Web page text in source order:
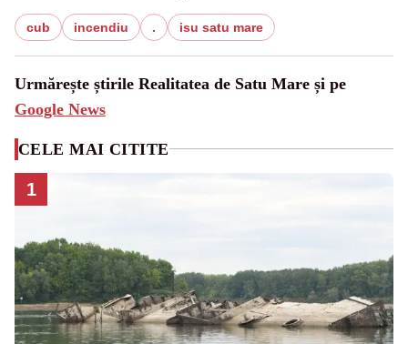
cub incendiu . isu satu mare
Urmărește știrile Realitatea de Satu Mare și pe
Google News
CELE MAI CITITE
1